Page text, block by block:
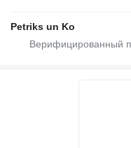
Petriks un Ko